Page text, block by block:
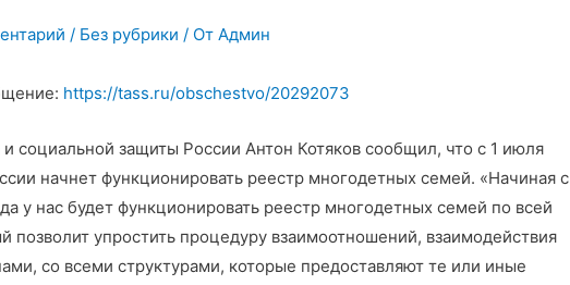
/ Без рубрики / От Админ
https://tass.ru/obschestvo/20292073
социальной защиты России Антон Котяков сообщил, что с 1 июля
начнет функционировать реестр многодетных семей. «Начиная с
у нас будет функционировать реестр многодетных семей по всей
позволит упростить процедуру взаимоотношений, взаимодействия
со всеми структурами, которые предоставляют те или иные